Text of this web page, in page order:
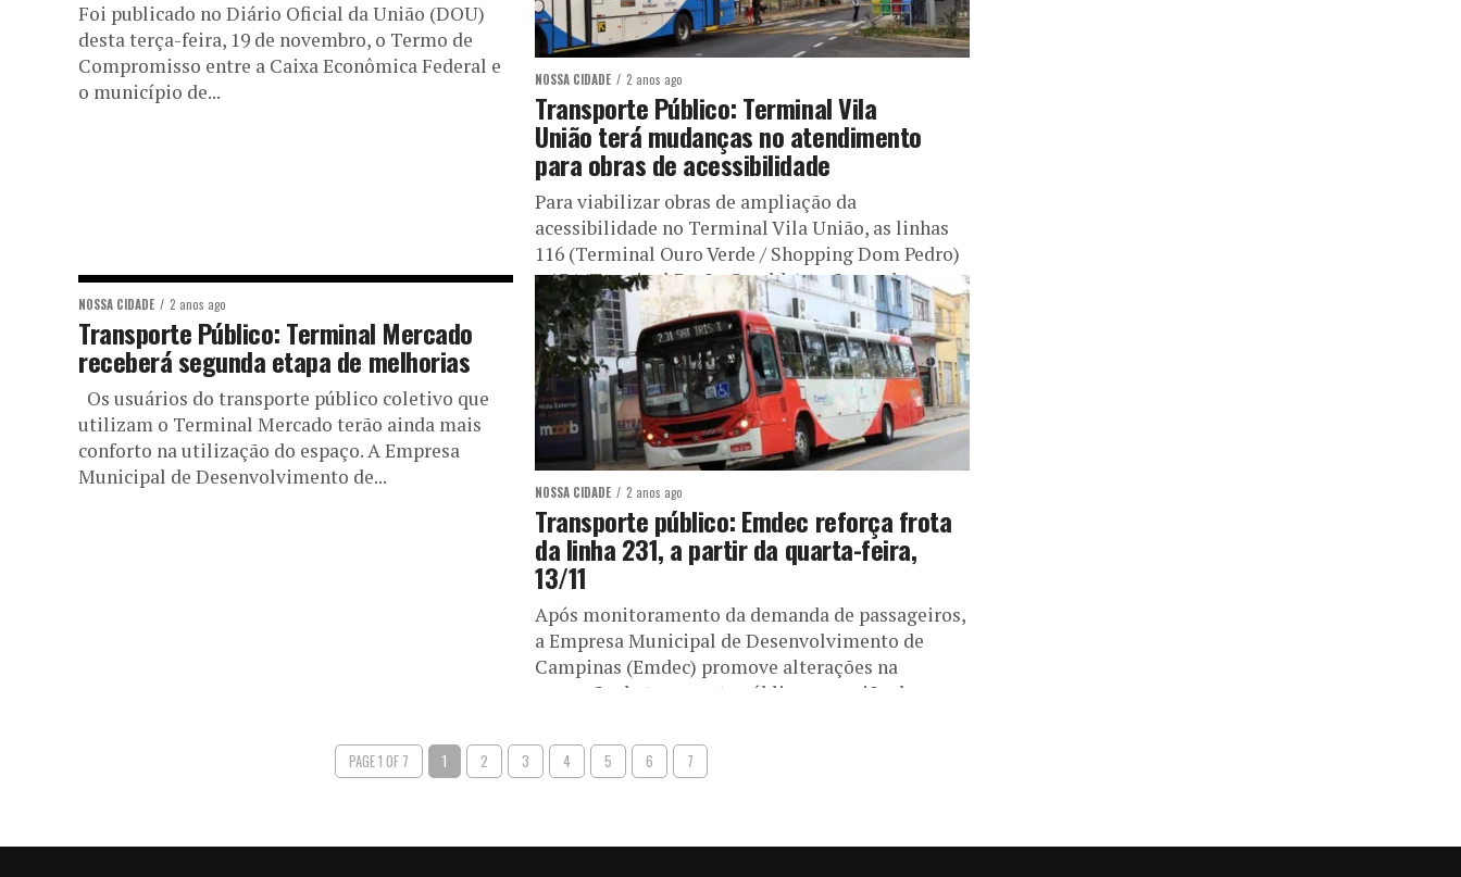
Foi publicado no Diário Oficial da União (DOU)
desta terça-feira, 19 de novembro, o Termo de
Compromisso entre a Caixa Econômica Federal e
o município de...
NOSSA CIDADE 2 anos ago
Transporte Público: Terminal Vila
União terá mudanças no atendimento
para obras de acessibilidade
Para viabilizar obras de ampliação da
acessibilidade no Terminal Vila União, as linhas
116 (Terminal Ouro Verde / Shopping Dom Pedro)
e 134 (Terminal Barão Geraldo) terão mudanças
no...
NOSSA CIDADE 2 anos ago
Transporte Público: Terminal Mercado
receberá segunda etapa de melhorias
Os usuários do transporte público coletivo que
utilizam o Terminal Mercado terão ainda mais
conforto na utilização do espaço. A Empresa
Municipal de Desenvolvimento de...
NOSSA CIDADE 2 anos ago
Transporte público: Emdec reforça frota
da linha 231, a partir da quarta-feira,
13/11
Após monitoramento da demanda de passageiros,
a Empresa Municipal de Desenvolvimento de
Campinas (Emdec) promove alterações na
operação do transporte público na região do
PAGE 1 OF 7 1 2 3 4 5 6 7